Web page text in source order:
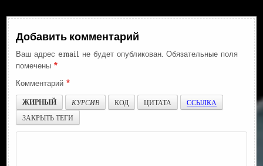
Добавить комментарий
Ваш адрес email не будет опубликован. Обязательные поля
помечены*
Комментарий*
ЖИРНЫЙ
КУРСИВ КОД ЦИТАТА
ССЫЛКА
ЗАКРЫТЬ ТЕГИ